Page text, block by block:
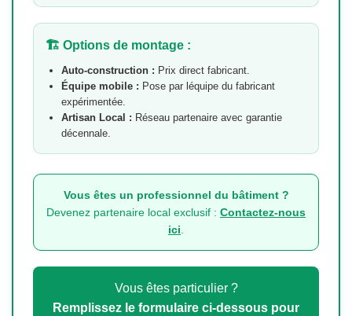
🏗 Options de montage :
Auto-construction : Prix direct fabricant.
Équipe mobile : Pose par léquipe du fabricant
expérimentée.
Artisan Local : Réseau partenaire avec garantie
décennale.
Vous êtes un professionnel du bâtiment ?
Devenez partenaire local exclusif : Contactez-nous
ici
Vous êtes particulier ?
Remplissez le formulaire ci-dessous pour